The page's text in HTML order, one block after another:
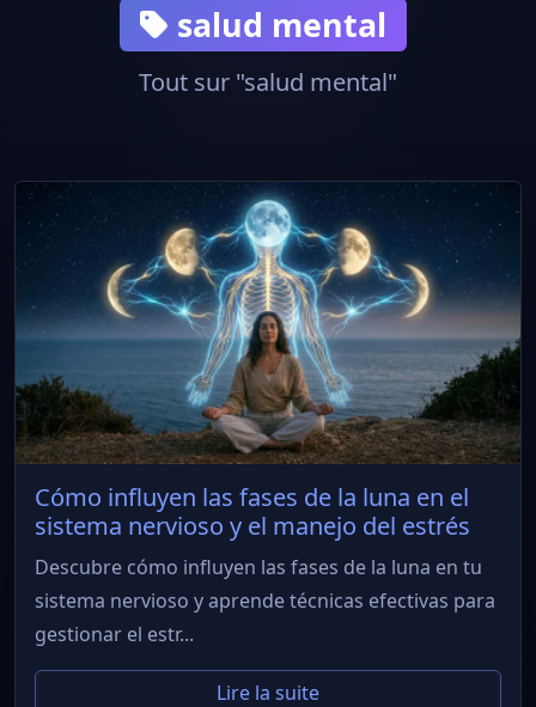
salud mental
Tout sur "salud mental"
Cómo influyen las fases de la luna en el
sistema nervioso y el manejo del estrés
Descubre cómo influyen las fases de la luna en tu
sistema nervioso y aprende técnicas efectivas para
gestionar el estr...
Lire la suite